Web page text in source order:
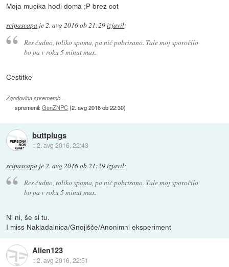
Moja mucika hodi doma ;P brez cot
scipascapa je2. avg 2016 ob 21:29izjavil:
Res čudno, toliko spama, pa nič pobrisano. Tale moj sporočilo
bo pa v roku 5 minut max.
Cestitke
Zgodovina sprememb…
spremenil:GenZNPC(2. avg 2016 ob 22:30)
buttplugs
::2. avg 2016, 22:43
scipascapa je2. avg 2016 ob 21:29izjavil:
Res čudno, toliko spama, pa nič pobrisano. Tale moj sporočilo
bo pa v roku 5 minut max.
Ni ni, še si tu.
I miss Nakladalnica/Gnojišče/Anonimni eksperiment
Alien123
::2. avg 2016, 22:51